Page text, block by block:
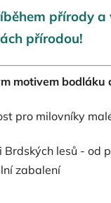
přírody a
přírodou!
motivem bodláku
pro milovníky
lesů - od
zabalení